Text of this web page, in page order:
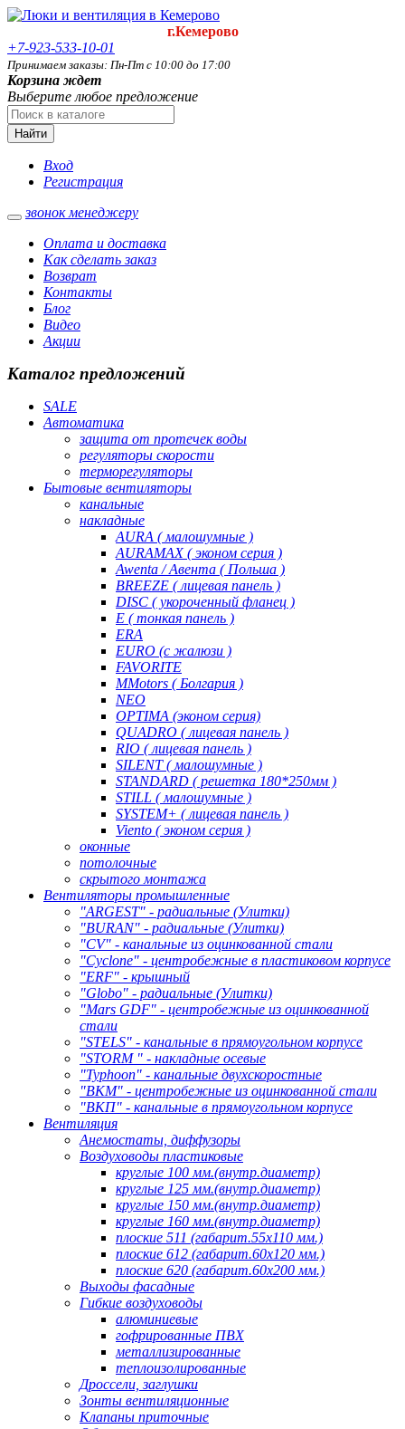
г.Кемерово
+7-923-533-10-01
Принимаем заказы: Пн-Пт с 10:00 до 17:00
Корзина ждет
Выберите любое предложение
Найти
Вход
Регистрация
звонок менеджеру
Оплата и доставка
Как сделать заказ
Возврат
Контакты
Блог
Видео
Акции
Каталог предложений
SALE
Автоматика
защита от протечек воды
регуляторы скорости
терморегуляторы
Бытовые вентиляторы
канальные
накладные
AURA ( малошумные )
AURAMAX ( эконом серия )
Awenta / Авента ( Польша )
BREEZE ( лицевая панель )
DISC ( укороченный фланец )
E ( тонкая панель )
ERA
EURO (с жалюзи )
FAVORITE
MMotors ( Болгария )
NEO
OPTIMA (эконом серия)
QUADRO ( лицевая панель )
RIO ( лицевая панель )
SILENT ( малошумные )
STANDARD ( решетка 180*250мм )
STILL ( малошумные )
SYSTEM+ ( лицевая панель )
Viento ( эконом серия )
оконные
потолочные
скрытого монтажа
Вентиляторы промышленные
"ARGEST" - радиальные (Улитки)
"BURAN" - радиальные (Улитки)
"CV" - канальные из оцинкованной стали
"Cyclone" - центробежные в пластиковом корпусе
"ERF" - крышный
"Globo" - радиальные (Улитки)
"Mars GDF" - центробежные из оцинкованной
стали
"STELS" - канальные в прямоугольном корпусе
"STORM " - накладные осевые
"Typhoon" - канальные двухскоростные
"ВКМ" - центробежные из оцинкованной стали
"ВКП" - канальные в прямоугольном корпусе
Вентиляция
Анемостаты, диффузоры
Воздуховоды пластиковые
круглые 100 мм.(внутр.диаметр)
круглые 125 мм.(внутр.диаметр)
круглые 150 мм.(внутр.диаметр)
круглые 160 мм.(внутр.диаметр)
плоские 511 (габарит.55х110 мм.)
плоские 612 (габарит.60х120 мм.)
плоские 620 (габарит.60х200 мм.)
Выходы фасадные
Гибкие воздуховоды
алюминиевые
гофрированные ПВХ
металлизированные
теплоизолированные
Дроссели, заглушки
Зонты вентиляционные
Клапаны приточные